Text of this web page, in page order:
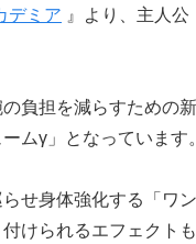
デミア 』より、主人
負担を減らすための
ムγ」となっています。
せ身体強化する「ワ
けられるエフェクトも